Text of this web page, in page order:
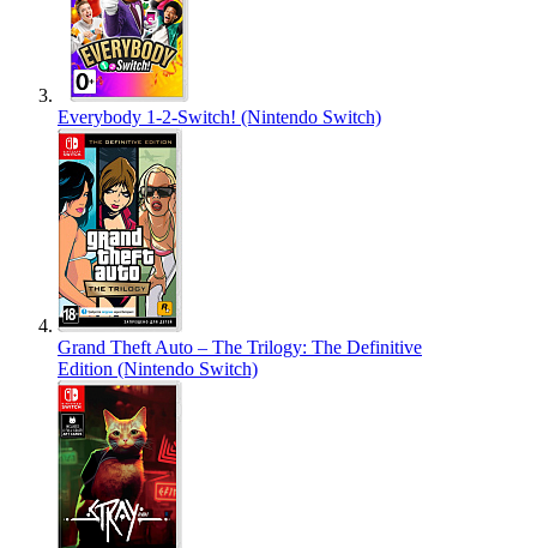
Everybody 1-2-Switch! (Nintendo Switch)
Grand Theft Auto – The Trilogy: The Definitive
Edition (Nintendo Switch)